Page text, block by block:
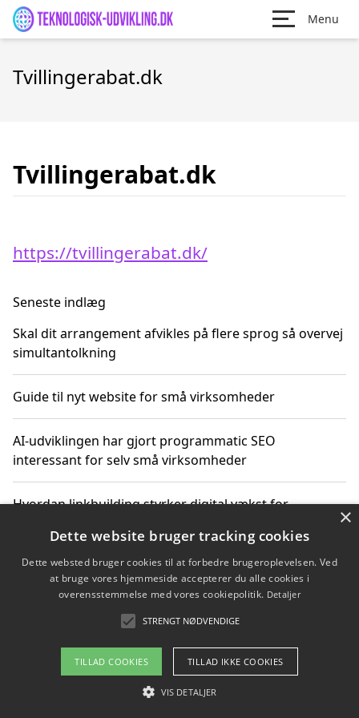
Menu
Tvillingerabat.dk
Tvillingerabat.dk
https://tvillingerabat.dk/
Seneste indlæg
Skal dit arrangement afvikles på flere sprog så overvej
simultantolkning
Guide til nyt website for små virksomheder
AI-udviklingen har gjort programmatic SEO
interessant for selv små virksomheder
Hvordan linkbuilding styrker digital vækst for
Sådan har udviklingen inden for genbrug af elektronik
ændret sig
Copyright 2026 - Pilanto Aps
Om / kontakt
×
Dette website bruger tracking cookies
Dette websted bruger cookies til at forbedre brugeroplevelsen. Ved
at bruge vores hjemmeside accepterer du alle cookies i
overensstemmelse med vores cookiepolitik. Detaljer
STRENGT NØDVENDIGE
TILLAD COOKIES TILLAD IKKE COOKIES
VIS DETALJER